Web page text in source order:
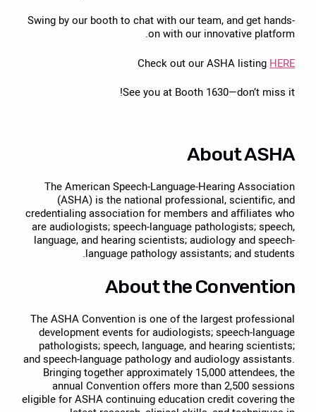
Swing by our booth to chat with our team, and get hands-
on with our innovative platform.
Check out our ASHA listing HERE
See you at Booth 1630—don’t miss it!
About ASHA
The American Speech-Language-Hearing Association
(ASHA) is the national professional, scientific, and
credentialing association for members and affiliates who
are audiologists; speech-language pathologists; speech,
language, and hearing scientists; audiology and speech-
language pathology assistants; and students.
About the Convention
The ASHA Convention is one of the largest professional
development events for audiologists; speech-language
pathologists; speech, language, and hearing scientists;
and speech-language pathology and audiology assistants.
Bringing together approximately 15,000 attendees, the
annual Convention offers more than 2,500 sessions
eligible for ASHA continuing education credit covering the